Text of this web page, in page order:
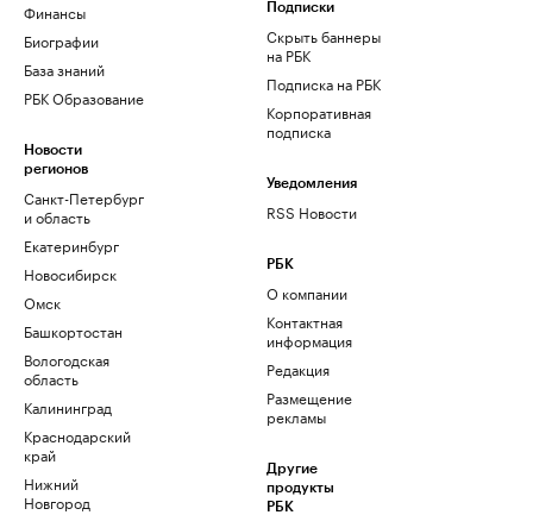
Финансы
Биографии
База знаний
РБК Образование
Новости
регионов
Санкт-Петербург
и область
Екатеринбург
Новосибирск
Омск
Башкортостан
Вологодская
область
Калининград
Краснодарский
край
Нижний
Новгород
Подписки
Скрыть баннеры
на РБК
Подписка на РБК
Корпоративная
подписка
Уведомления
RSS Новости
РБК
О компании
Контактная
информация
Редакция
Размещение
рекламы
Другие
продукты
РБК